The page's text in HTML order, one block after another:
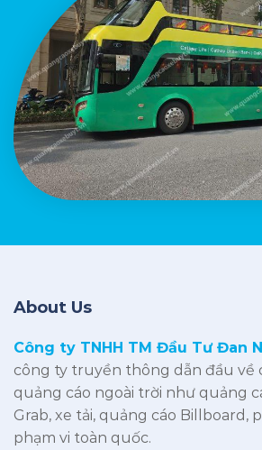
About Us
Công ty TNHH TM Đầu Tư Đan
công ty truyền thông dẫn đầu về
quảng cáo ngoài trời như quảng
Grab, xe tải, quảng cáo Billboard,
phạm vi toàn quốc.